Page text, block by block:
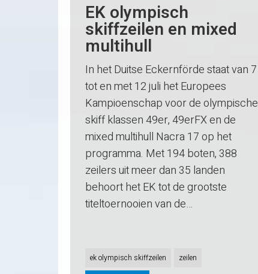
EK olympisch
skiffzeilen en mixed
multihull
In het Duitse Eckernförde staat van 7
tot en met 12 juli het Europees
Kampioenschap voor de olympische
skiff klassen 49er, 49erFX en de
mixed multihull Nacra 17 op het
programma. Met 194 boten, 388
zeilers uit meer dan 35 landen
behoort het EK tot de grootste
titeltoernooien van de…
ek olympisch skiffzeilen zeilen